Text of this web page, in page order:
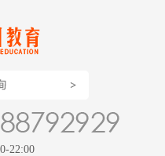
22:00